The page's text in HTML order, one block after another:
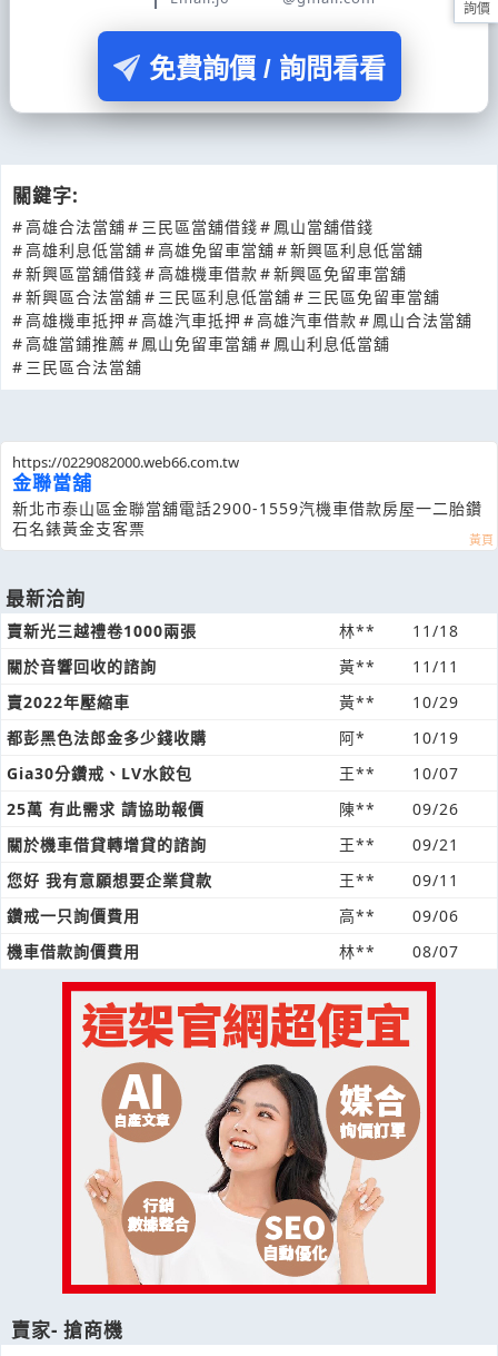
免費詢價 / 詢問看看
關鍵字:
#高雄合法當舖# 三民區當舖借錢# 鳳山當舖借錢
#高雄利息低當舖#高雄免留車當舖#新興區利息低當舖
#新興區當舖借錢#高雄機車借款#新興區免留車當舖
#新興區合法當舖# 三民區利息低當舖# 三民區免留車當舖
#高雄機車抵押 #高雄汽車抵押 #高雄汽車借款# 鳳山合法當舖
#高雄當鋪推薦# 鳳山免留車當舖# 鳳山利息低當舖
# 三民區合法當舖
https://0229082000.web66.com.tw
金聯當舖
新北市泰山區金聯當舖電話2900-1559汽機車借款房屋一二胎鑽
石名錶黃金支客票
最新洽詢
賣新光三越禮卷1000兩張 林**
11/18
關於音響回收的諮詢
黃**
11/11
賣2022年壓縮車
黃**
10/29
都彭黑色法郎金多少錢收購
阿*
10/19
Gia30分鑽戒、LV水餃包
王**
10/07
25萬 有此需求 請協助報價
陳**
09/26
關於機車借貸轉增貸的諮詢
王**
09/21
您好 我有意願想要企業貸款
王**
09/11
鑽戒一只詢價費用
高**
09/06
機車借款詢價費用
林** 08/07
賣家- 搶商機
詢價